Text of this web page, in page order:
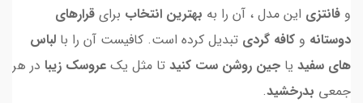
و فانتزی این مدل ، آن را به بهترین انتخاب برای قرارهای
دوستانه و کافه گردی تبدیل کرده است. کافیست آن را با لباس
های سفید یا جین روشن ست کنید تا مثل یک عروسک زیبا در هر
جمعی بدرخشید.